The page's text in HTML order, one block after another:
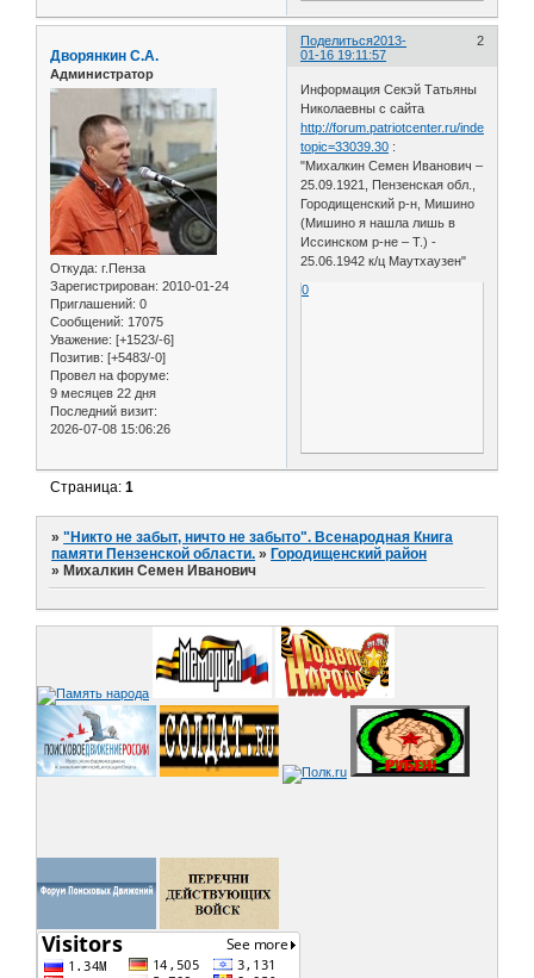
Поделиться 2
2013-
01-16 19:11:57
Дворянкин С.А.
Администратор
Откуда: г.Пенза
Зарегистрирован: 2010-01-24
Приглашений: 0
Сообщений: 17075
Уважение: [+1523/-6]
Позитив: [+5483/-0]
Провел на форуме:
9 месяцев 22 дня
Последний визит:
2026-07-08 15:06:26
Информация Секэй Татьяны
Николаевны с сайта
http://forum.patriotcenter.ru/index.php?
topic=33039.30 :
"Михалкин Семен Иванович –
25.09.1921, Пензенская обл.,
Городищенский р-н, Мишино
(Мишино я нашла лишь в
Иссинском р-не – Т.) -
25.06.1942 к/ц Маутхаузен"
0
Страница:1
»"Никто не забыт, ничто не забыто". Всенародная Книга
памяти Пензенской области. »Городищенский район
»Михалкин Семен Иванович